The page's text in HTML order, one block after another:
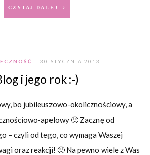
CZYTAJ DALEJ
- 30 STYCZNIA 2013
i jego rok :-)
bo jubileuszowo-okolicznościowy, a
apelowy 🙂 Zacznę od
– czyli od tego, co wymaga Waszej
oraz reakcji! 🙂 Na pewno wiele z Was